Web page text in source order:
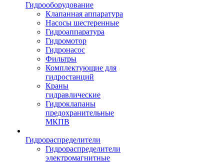
Гидрооборудование
Клапанная аппаратура
Насосы шестеренные
Гидроаппаратура
Гидромотор
Гидронасос
Фильтры
Комплектующие для
гидростанций
Краны
гидравлические
Гидроклапаны
предохранительные
МКПВ
Гидрораспределители
Гидрораспределители
электромагнитные